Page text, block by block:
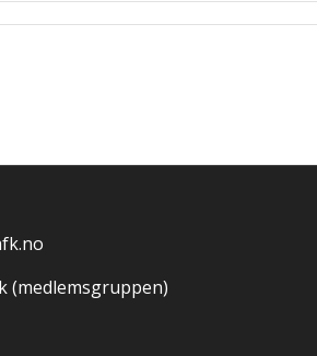
(medlemsgruppen)